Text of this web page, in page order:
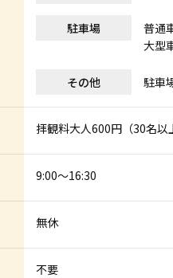
駐車場
普通
大型
その他 駐車
拝観料大人600円（30名以
9:00～16:30
無休
不要